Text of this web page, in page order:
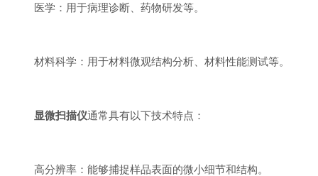
医学：用于病理诊断、药物研发等。
材料科学：用于材料微观结构分析、材料性能测试等。
显微扫描仪通常具有以下技术特点：
高分辨率：能够捕捉样品表面的微小细节和结构。